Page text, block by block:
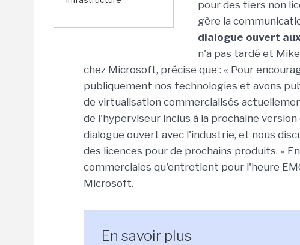
pour des tiers non
gère la
dialogue ouvert
n'a pas tardé et
chez Microsoft, précise que : « Pour
publiquement nos technologies et avons
de virtualisation commercialisés
de l'hyperviseur inclus à la prochaine
dialogue ouvert avec l'industrie, et nous
des licences pour de prochains produits. »
commerciales qu'entretient pour l'heure
Microsoft.
En savoir plus